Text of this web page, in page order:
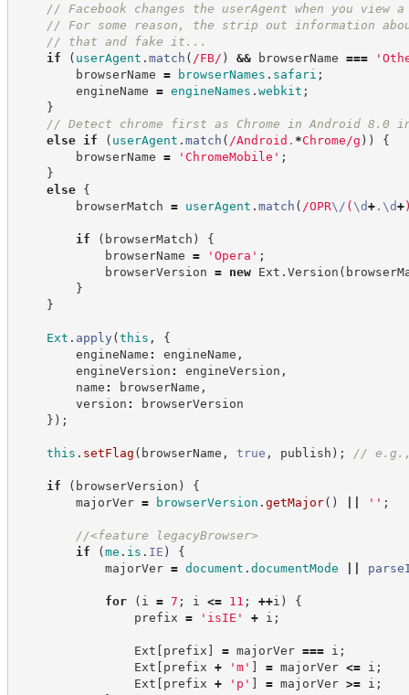
// Facebook changes the userAgent when you
// For some reason, the strip out information
// that and fake it...
if
( userAgent . match ( /FB/ ) && browserName === '
browserName = browserNames . safari ;
engineName = engineNames . webkit ;
}
// Detect chrome first as Chrome in Android 8.0
else
if ( userAgent . match ( /Android . *Chrome /g ) )
{
browserName = ' ChromeMobile ' ;
}
else
{
browserMatch = userAgent . match ( /OPR\/ ( \d+. \d+
if ( browserMatch )
{
browserName = ' Opera ' ;
browserVersion = new Ext . Version (
}
}
Ext . apply (this ,
{
engineName : engineName ,
engineVersion : engineVersion ,
name : browserName ,
version :
browserVersion
} ) ;
this . setFlag ( browserName , true , publish ) ; //
if ( browserVersion )
{
majorVer = browserVersion . getMajor( ) ' ' ;
//<feature legacyBrowser>
if
(me . is . IE )
{
majorVer = document . documentMode
for ( i = 7 ; i <= 11 ; ++i )
{
prefix = ' isIE ' + i ;
Ext [ prefix ] = majorVer === i ;
Ext [ prefix + ' m' ] = majorVer <= i ;
Ext [ prefix + ' p ' ] = majorVer >= i ;